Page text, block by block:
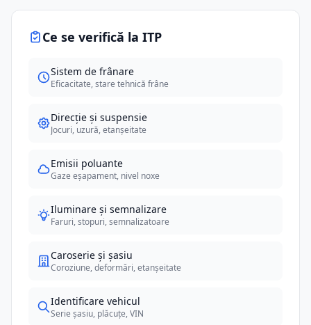
Ce se verifică la ITP
Sistem de frânare
Eficacitate, stare tehnică frâne
Direcție și suspensie
Jocuri, uzură, etanșeitate
Emisii poluante
Gaze eșapament, nivel noxe
Iluminare și semnalizare
Faruri, stopuri, semnalizatoare
Caroserie și șasiu
Coroziune, deformări, etanșeitate
Identificare vehicul
Serie șasiu, plăcuțe, VIN